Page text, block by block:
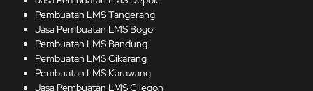
Pembuatan LMS Tangerang
Jasa Pembuatan LMS Bogor
Pembuatan LMS Bandung
Pembuatan LMS Cikarang
Pembuatan LMS Karawang
Jasa Pembuatan LMS Cilegon